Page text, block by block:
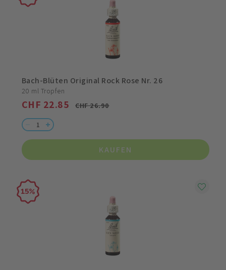
Bach-Blüten Original Rock Rose Nr. 26
20 ml Tropfen
CHF 26.90
CHF 22.85
KAUFEN
15